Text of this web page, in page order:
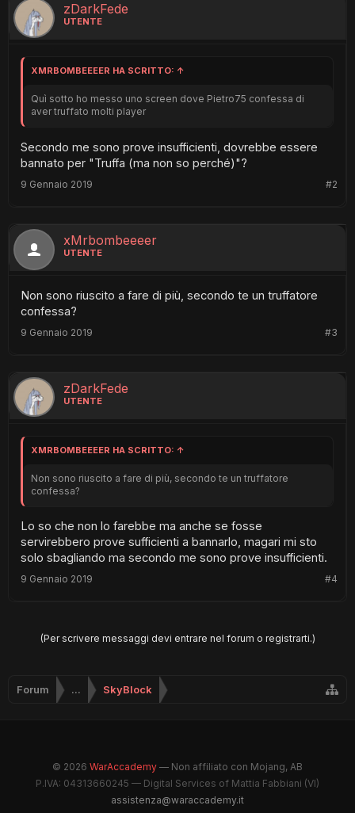
zDarkFede
UTENTE
XMRBOMBEEEER HA SCRITTO: ↑
Quì sotto ho messo uno screen dove Pietro75 confessa di
aver truffato molti player
Secondo me sono prove insufficienti, dovrebbe essere
bannato per "Truffa (ma non so perché)"?
#2
9 Gennaio 2019
xMrbombeeeer
UTENTE
Non sono riuscito a fare di più, secondo te un truffatore
confessa?
#3
9 Gennaio 2019
zDarkFede
UTENTE
XMRBOMBEEEER HA SCRITTO: ↑
Non sono riuscito a fare di più, secondo te un truffatore
confessa?
Lo so che non lo farebbe ma anche se fosse
servirebbero prove sufficienti a bannarlo, magari mi sto
solo sbagliando ma secondo me sono prove insufficienti.
#4
9 Gennaio 2019
(Per scrivere messaggi devi entrare nel forum o registrarti.)
Forum ... SkyBlock
© 2026 WarAccademy — Non affiliato con Mojang, AB
P.IVA: 04313660245 — Digital Services of Mattia Fabbiani (VI)
assistenza@waraccademy.it